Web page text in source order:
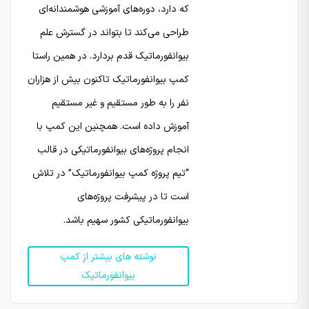
که دارد، دوره‌های آموزشی هوشمندانه‌ای
طراحی می‌کند تا بتواند در گسترش علم
بیوانفورماتیک قدم بردارد. در همین راستا
کمپ بیوانفورماتیک تاکنون بیش از هزاران
نفر را به طور مستقیم و غیر مستقیم
آموزش داده است. همچنین این کمپ با
انجام پروژه‌‌های بیوانفورماتیکی‌ در قالب
“تیم پروژه کمپ بیوانفورماتیک” در تلاش
است تا در پیشرفت پروژه‌های
بیوانفورماتیکی کشور سهیم باشد.
نوشته های بیشتر از کمپ
بیوانفورماتیک